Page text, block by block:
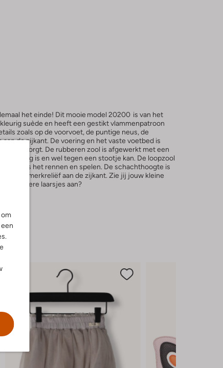
het einde! Dit mooie model 20200 is van het
suède en heeft een gestikt vlammenpatroon
zoals op de voorvoet, de puntige neus, de
de zijkant. De voering en het vaste voetbed is
zorgt. De rubberen zool is afgewerkt met een
stevig is en wel tegen een stootje kan. De loopzool
tijdens het rennen en spelen. De schachthoogte is
is het merkreliëf aan de zijkant. Zie jij jouw kleine
en stoere laarsjes aan?